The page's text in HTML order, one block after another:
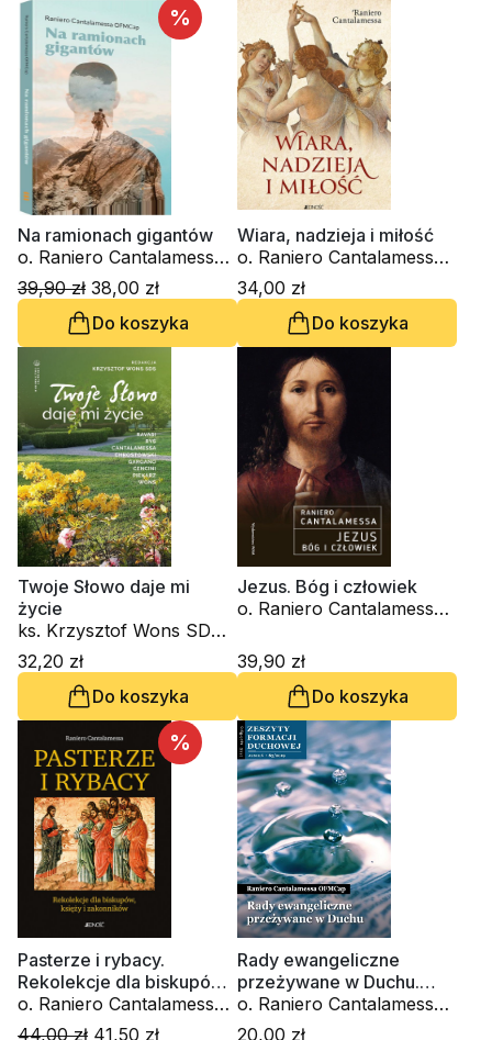
%
Na ramionach gigantów
o. Raniero Cantalamessa
OFM Cap.
39,90 zł 38,00 zł
Do koszyka
Wiara, nadzieja i miłość
o. Raniero Cantalamessa
OFM Cap.
34,00 zł
Do koszyka
Twoje Słowo daje mi
życie
ks. Krzysztof Wons SDS,
kard. Gianfranco Ravasi,
kardynał Grzegorz Ryś, o.
Raniero Cantalamessa
OFM Cap., ks. Waldemar
Chrostowski, Innocenzo
Gargano OSBCam.,
Amedeo Cencini FdCC,
Danuta Piekarz
32,20 zł
Do koszyka
Jezus. Bóg i człowiek
o. Raniero Cantalamessa
39,90 zł
Do koszyka
%
Pasterze i rybacy.
Rekolekcje dla biskupów,
księży i zakonników
o. Raniero Cantalamessa
OFM Cap.
44,00 zł 41,50 zł
Rady ewangeliczne
przeżywane w Duchu.
Zeszyt Formacji Duchowej
nr 85
o. Raniero Cantalamessa
OFM Cap.
20,00 zł